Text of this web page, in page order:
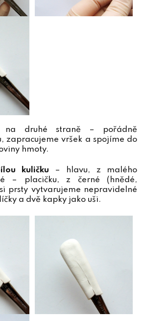
na druhé straně – pořádně
zapracujeme vršek a spojíme do
hmoty.
kuličku
– hlavu, z malého
– placičku, z černé (hnědé,
prsty vytvarujeme nepravidelné
a dvě kapky jako uši.